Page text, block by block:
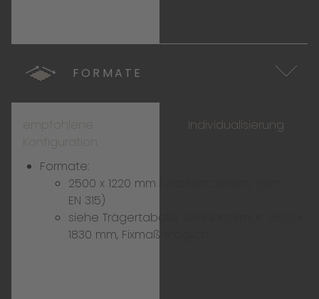
FORMATE
empfohlene
Konfiguration
Individualisierung
Formate:
2500 x 1220 mm (Stärkentoleranz gem.
EN 315)
siehe Trägertabelle
1830 mm, Fixmaß möglich